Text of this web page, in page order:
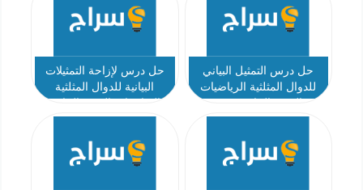
حل درس التمثيل البياني
للدوال المثلثية الرياضيات
حل درس لإزاحة التمثيلات
البيانية للدوال المثلثية
عشر